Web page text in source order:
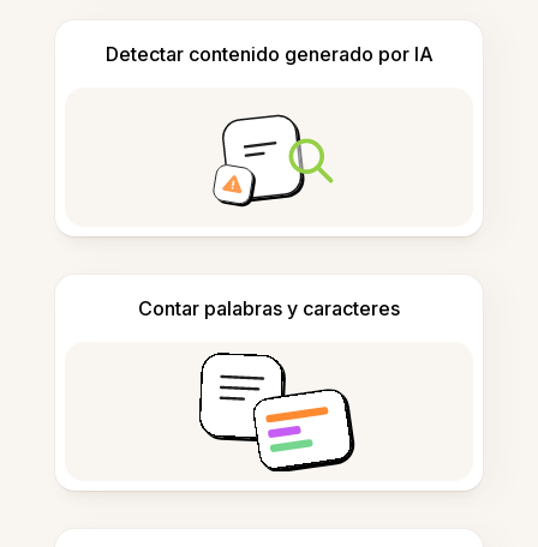
Detectar contenido generado por IA
Contar palabras y caracteres